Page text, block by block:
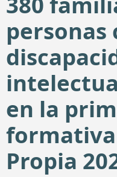
personas
en la
formativa
Propia